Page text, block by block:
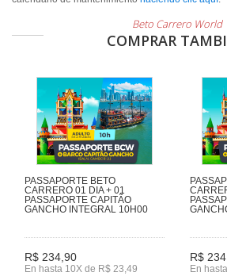
Beto Carrero World
COMPRAR
PASSAPORTE BETO
CARRERO 01 DIA + 01
PASSAPORTE CAPITÃO
GANCHO INTEGRAL 10H00
R$ 234,90
En hasta 10X de R$ 23,49
R$
En